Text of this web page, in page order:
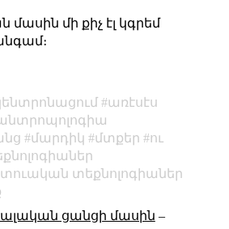
մասին մի քիչ էլ կգրեմ
առէսէս
մարդիկ մտքեր
ու
տեքնոլոգիաներ
ցանցի մասին –